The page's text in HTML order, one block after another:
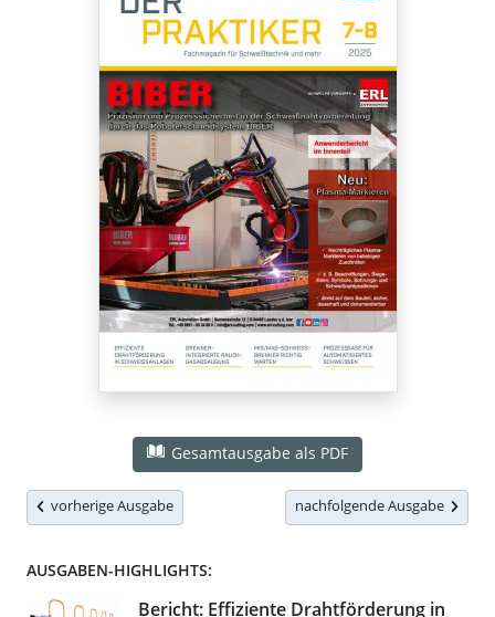
Gesamtausgabe als PDF
vorherige Ausgabe nachfolgende Ausgabe
AUSGABEN-HIGHLIGHTS:
Bericht: Effiziente Drahtförderung in